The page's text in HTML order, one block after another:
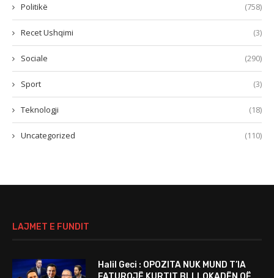
Politikë (758)
Recet Ushqimi (3)
Sociale (290)
Sport (3)
Teknologji (18)
Uncategorized (110)
LAJMET E FUNDIT
Halil Geci : OPOZITA NUK MUND T’IA